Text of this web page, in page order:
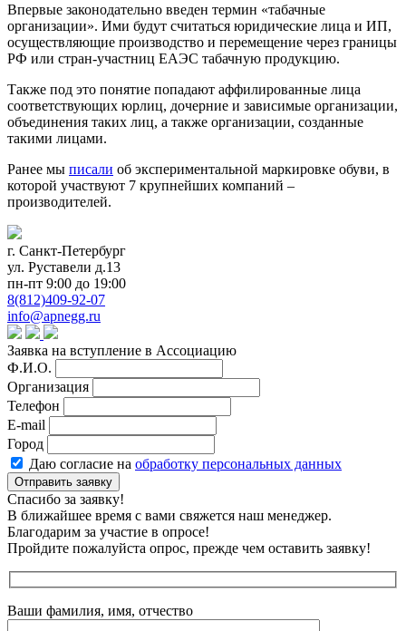
Впервые законодательно введен термин «табачные
организации». Ими будут считаться юридические лица и ИП,
осуществляющие производство и перемещение через границы
РФ или стран-участниц ЕАЭС табачную продукцию.
Также под это понятие попадают аффилированные лица
соответствующих юрлиц, дочерние и зависимые организации,
объединения таких лиц, а также организации, созданные
такими лицами.
Ранее мы писали об экспериментальной маркировке обуви, в
которой участвуют 7 крупнейших компаний –
производителей.
г. Санкт-Петербург
ул. Руставели д.13
пн-пт 9:00 до 19:00
8(812)409-92-07
info@apnegg.ru
Заявка на вступление в Ассоциацию
Ф.И.О.
Организация
Телефон
E-mail
Город
Даю согласие на обработку персональных данных
Отправить заявку
Спасибо за заявку!
В ближайшее время с вами свяжется наш менеджер.
Благодарим за участие в опросе!
Пройдите пожалуйста опрос, прежде чем оставить заявку!
Ваши фамилия, имя, отчество